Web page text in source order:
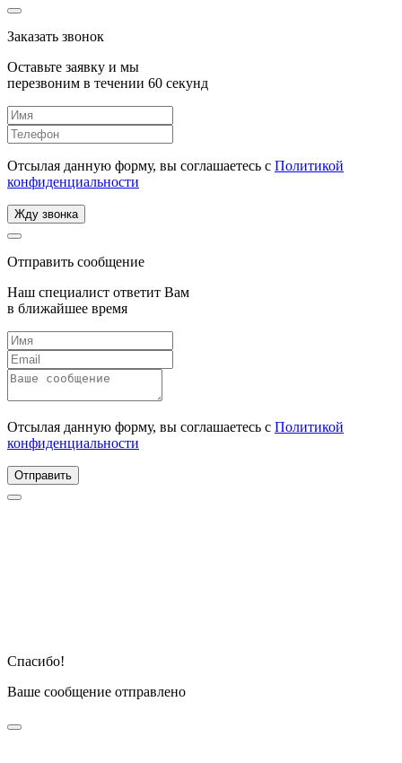
Заказать звонок
Оставьте заявку и мы
перезвоним в течении 60 секунд
Отсылая данную форму, вы соглашаетесь с Политикой
конфиденциальности
Жду звонка
Отправить сообщение
Наш специалист ответит Вам
в ближайшее время
Отсылая данную форму, вы соглашаетесь с Политикой
конфиденциальности
Отправить
Спасибо!
Ваше сообщение отправлено